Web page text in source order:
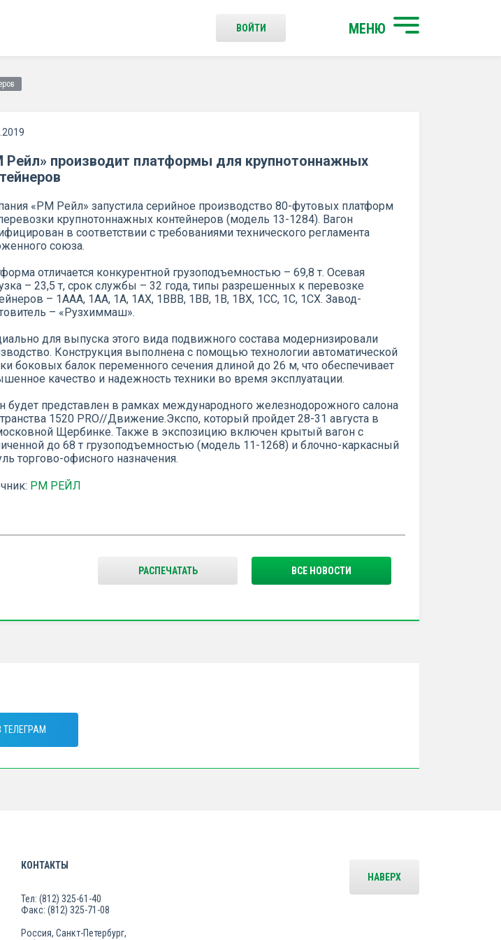
МЕНЮ
ВОЙТИ
Рейл» производит платформы для крупнотоннажных
«РМ Рейл» запустила серийное производство 80-футовых платформ
крупнотоннажных контейнеров (модель 13-1284). Вагон
в соответствии с требованиями технического регламента
союза.
отличается конкурентной грузоподъемностью – 69,8 т. Осевая
– 23,5 т, срок службы – 32 года, типы разрешенных к перевозке
– 1ААА, 1АА, 1А, 1АХ, 1ВВВ, 1ВВ, 1В, 1ВХ, 1СС, 1С, 1СХ. Завод-
– «Рузхиммаш».
для выпуска этого вида подвижного состава модернизировали
Конструкция выполнена с помощью технологии автоматической
боковых балок переменного сечения длиной до 26 м, что обеспечивает
качество и надежность техники во время эксплуатации.
будет представлен в рамках международного железнодорожного салона
1520 PRO//Движение.Экспо, который пройдет 28-31 августа в
Щербинке. Также в экспозицию включен крытый вагон с
до 68 т грузоподъемностью (модель 11-1268) и блочно-каркасный
торгово-офисного назначения.
РМ РЕЙЛ
ВСЕ НОВОСТИ
РАСПЕЧАТАТЬ
ТЕЛЕГРАМ
КОНТАКТЫ
Тел: (812) 325-61-40
Факс: (812) 325-71-08
Россия, Санкт-Петербург,
НАВЕРХ